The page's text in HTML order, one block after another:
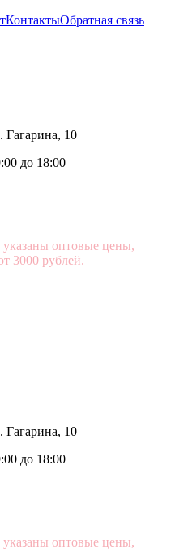
КонтактыОбратная связь
Гагарина, 10
до 18:00
указаны оптовые цены,
3000 рублей.
Гагарина, 10
до 18:00
указаны оптовые цены,